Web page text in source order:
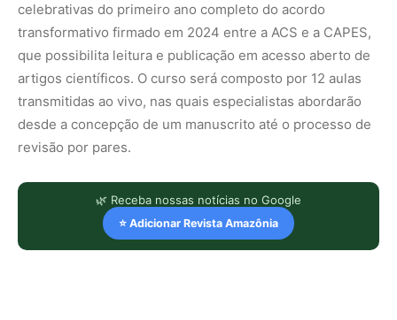
celebrativas do primeiro ano completo do acordo
transformativo firmado em 2024 entre a ACS e a CAPES,
que possibilita leitura e publicação em acesso aberto de
artigos científicos. O curso será composto por 12 aulas
transmitidas ao vivo, nas quais especialistas abordarão
desde a concepção de um manuscrito até o processo de
revisão por pares.
🌿 Receba nossas notícias no Google
⭐ Adicionar Revista Amazônia